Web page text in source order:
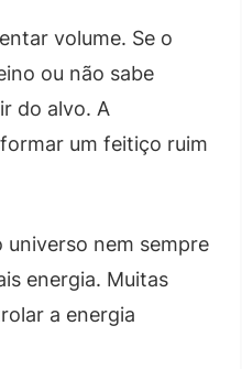
volume. Se o
ou não sabe
do alvo. A
um feitiço ruim
nem sempre
energia. Muitas
a energia